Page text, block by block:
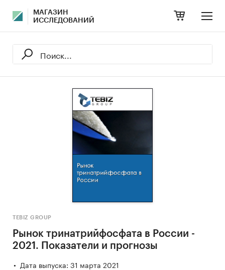
МАГАЗИН
ИССЛЕДОВАНИЙ
TEBIZ GROUP
Рынок тринатрийфосфата в России -
2021. Показатели и прогнозы
Дата выпуска: 31 марта 2021